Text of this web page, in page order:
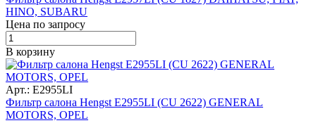
HINO, SUBARU
Цена по запросу
В корзину
Арт.: E2955LI
Фильтр салона Hengst E2955LI (CU 2622) GENERAL
MOTORS, OPEL